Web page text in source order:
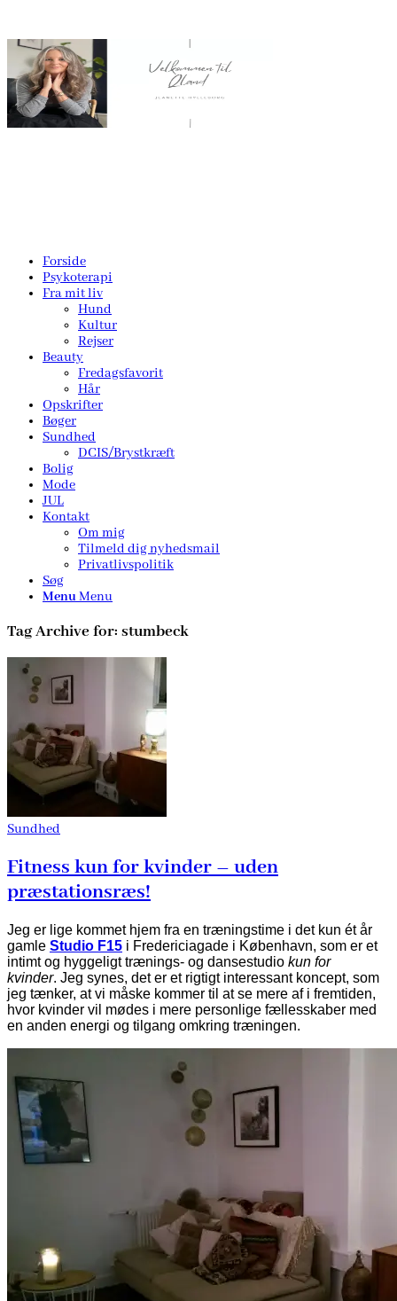
Forside
Psykoterapi
Fra mit liv
Hund
Kultur
Rejser
Beauty
Fredagsfavorit
Hår
Opskrifter
Bøger
Sundhed
DCIS/Brystkræft
Bolig
Mode
JUL
Kontakt
Om mig
Tilmeld dig nyhedsmail
Privatlivspolitik
Søg
MenuMenu
Tag Archive for: stumbeck
Sundhed
Fitness kun for kvinder – uden
præstationsræs!
Jeg er lige kommet hjem fra en træningstime i det kun ét år
gamle Studio F15 i Fredericiagade i København, som er et
intimt og hyggeligt trænings- og dansestudio kun for
kvinder. Jeg synes, det er et rigtigt interessant koncept, som
jeg tænker, at vi måske kommer til at se mere af i fremtiden,
hvor kvinder vil mødes i mere personlige fællesskaber med
en anden energi og tilgang omkring træningen.